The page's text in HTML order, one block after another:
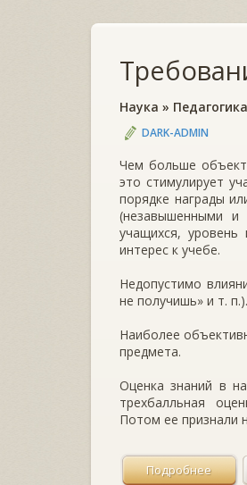
Наука » Педагогика
DARK-ADMIN
Чем больше
это стимулирует
порядке награды
(незавышенными и
учащихся,
интерес к учебе.
Недопустимо
не получишь» и т. п.).
Наиболее
предмета.
Оценка знаний в
трехбалльная
Потом ее признали
Подробнее